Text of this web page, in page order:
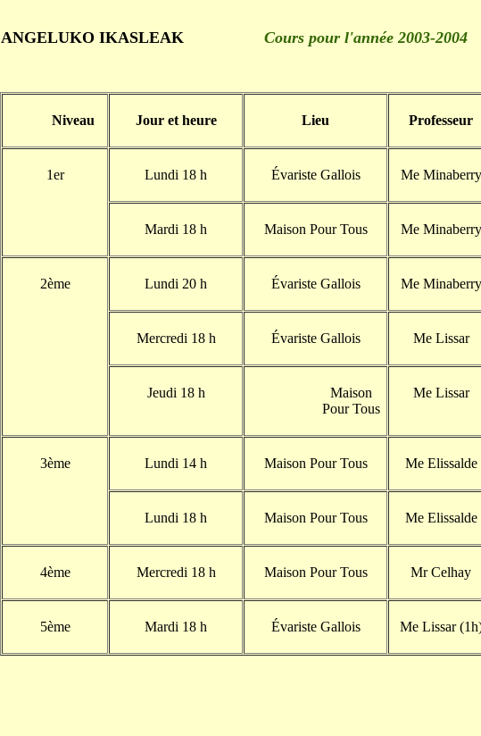
ANGELUKO IKASLEAK Cours pour l'année 2003-2004
Niveau Jour et heure Lieu Professeur
1er Lundi 18 h Évariste Gallois Me Minaberry
Mardi 18 h Maison Pour Tous Me Minaberry
2ème Lundi 20 h Évariste Gallois Me Minaberry
Mercredi 18 h Évariste Gallois Me Lissar
Jeudi 18 h
Maison
Pour Tous
Me Lissar
3ème Lundi 14 h Maison Pour Tous Me Elissalde
Lundi 18 h Maison Pour Tous Me Elissalde
4ème Mercredi 18 h Maison Pour Tous Mr Celhay
5ème Mardi 18 h Évariste Gallois Me Lissar